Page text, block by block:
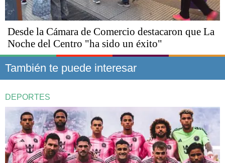
Desde la Cámara de Comercio destacaron que La
Noche del Centro "ha sido un éxito"
También te puede interesar
DEPORTES